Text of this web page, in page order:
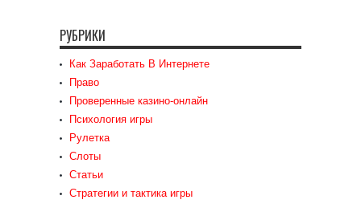
РУБРИКИ
Как Заработать В Интернете
Право
Проверенные казино-онлайн
Психология игры
Рулетка
Слоты
Статьи
Стратегии и тактика игры